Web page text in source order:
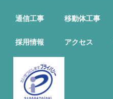
通信工事 移動体工事
採用情報 アクセス